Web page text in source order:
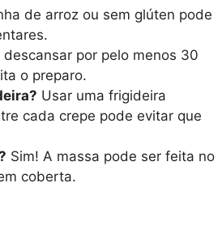
de arroz ou sem glúten pode
por pelo menos 30
o preparo.
Usar uma frigideira
cada crepe pode evitar que
Sim! A massa pode ser feita no
coberta.